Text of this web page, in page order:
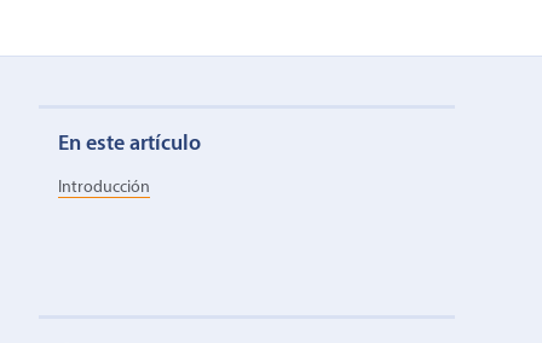
En este artículo
Introducción